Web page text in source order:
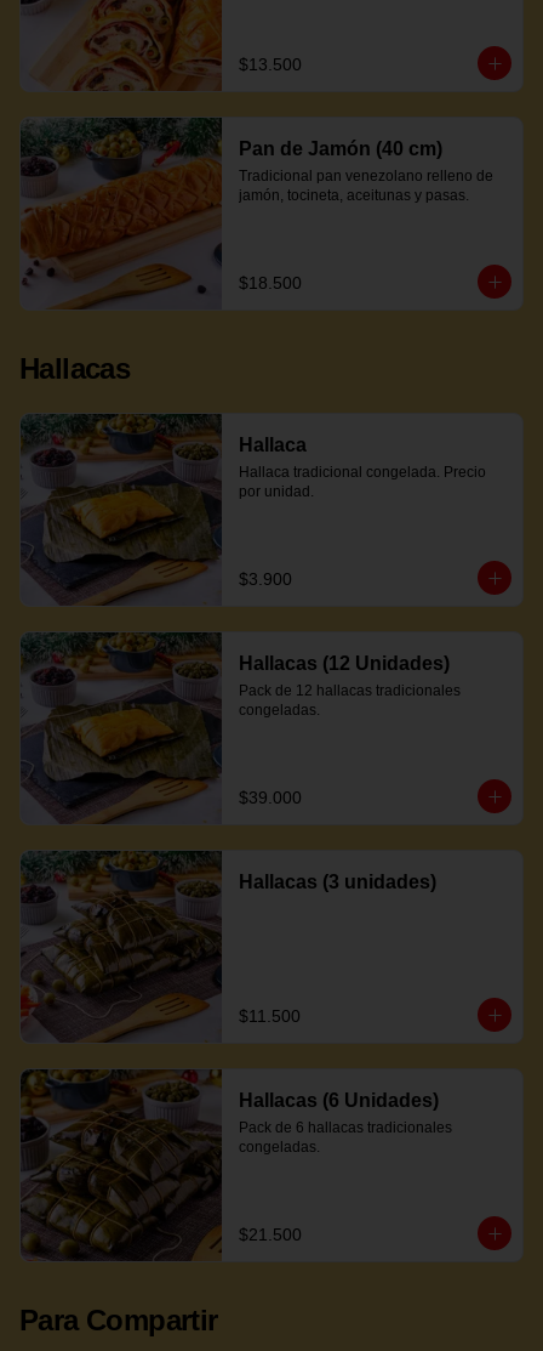
$13.500
Pan de Jamón (40 cm)
Tradicional pan venezolano relleno de
jamón, tocineta, aceitunas y pasas.
$18.500
Hallacas
Hallaca
Hallaca tradicional congelada. Precio
por unidad.
$3.900
Hallacas (12 Unidades)
Pack de 12 hallacas tradicionales
congeladas.
$39.000
Hallacas (3 unidades)
$11.500
Hallacas (6 Unidades)
Pack de 6 hallacas tradicionales
congeladas.
$21.500
Para Compartir